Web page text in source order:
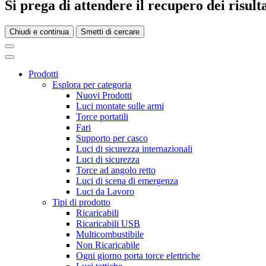
Si prega di attendere il recupero dei
Chiudi e continua Smetti di cercare
Prodotti
Esplora per categoria
Nuovi Prodotti
Luci montate sulle armi
Torce portatili
Fari
Supporto per casco
Luci di sicurezza internazionali
Luci di sicurezza
Torce ad angolo retto
Luci di scena di emergenza
Luci da Lavoro
Tipi di prodotto
Ricaricabili
Ricaricabili USB
Multicombustibile
Non Ricaricabile
Ogni giorno porta torce elettriche